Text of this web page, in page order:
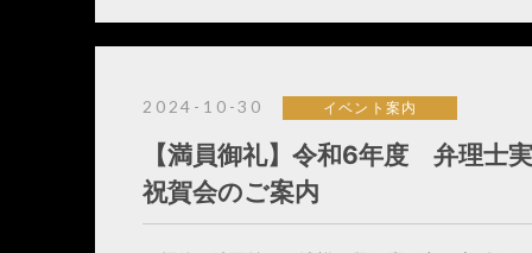
2024-10-30 イベント案内
【満員御礼】令和6年度 弁理士
祝賀会のご案内